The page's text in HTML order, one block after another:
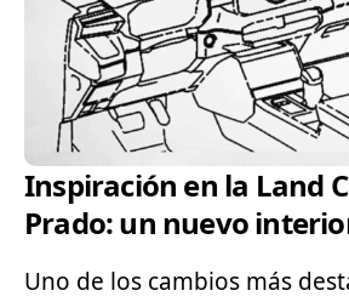
Inspiración en la Land
Prado: un nuevo
Uno de los cambios más